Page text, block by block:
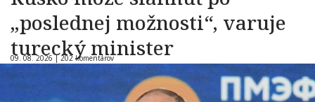
„poslednej možnosti“, varuje
turecký minister
09. 08. 2026 |202 komentárov